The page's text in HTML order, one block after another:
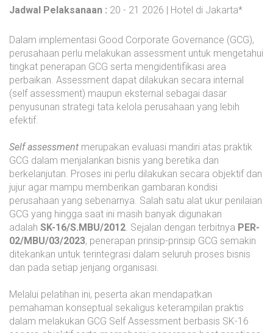
Jadwal Pelaksanaan : 20 - 21 2026 | Hotel di Jakarta*
Dalam implementasi Good Corporate Governance (GCG),
perusahaan perlu melakukan assessment untuk mengetahui
tingkat penerapan GCG serta mengidentifikasi area
perbaikan. Assessment dapat dilakukan secara internal
(self assessment) maupun eksternal sebagai dasar
penyusunan strategi tata kelola perusahaan yang lebih
efektif.
Self assessment merupakan evaluasi mandiri atas praktik
GCG dalam menjalankan bisnis yang beretika dan
berkelanjutan. Proses ini perlu dilakukan secara objektif dan
jujur agar mampu memberikan gambaran kondisi
perusahaan yang sebenarnya. Salah satu alat ukur penilaian
GCG yang hingga saat ini masih banyak digunakan
adalah SK-16/S.MBU/2012 . Sejalan dengan terbitnya PER-
02/MBU/03/2023, penerapan prinsip-prinsip GCG semakin
ditekankan untuk terintegrasi dalam seluruh proses bisnis
dan pada setiap jenjang organisasi.
Melalui pelatihan ini, peserta akan mendapatkan
pemahaman konseptual sekaligus keterampilan praktis
dalam melakukan GCG Self Assessment berbasis SK-16